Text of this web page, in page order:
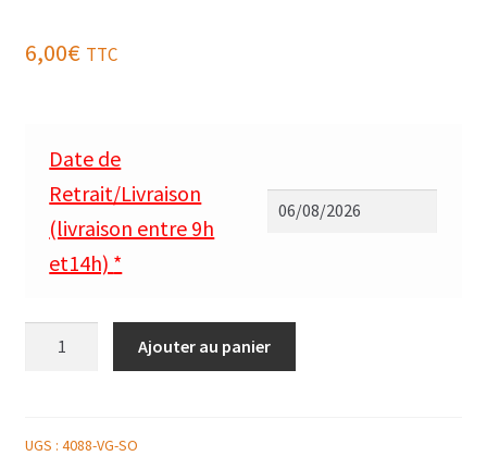
6,00€ TTC
Date de
Retrait/Livraison
(livraison entre 9h
et14h) *
SALADE
Ajouter au panier
UGS : 4088-VG-SO